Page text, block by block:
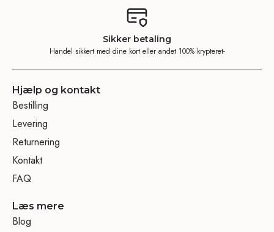
Sikker betaling
Handel sikkert med dine kort eller andet 100% krypteret-
Hjælp og kontakt
Bestilling
Levering
Returnering
Kontakt
FAQ
Læs mere
Blog